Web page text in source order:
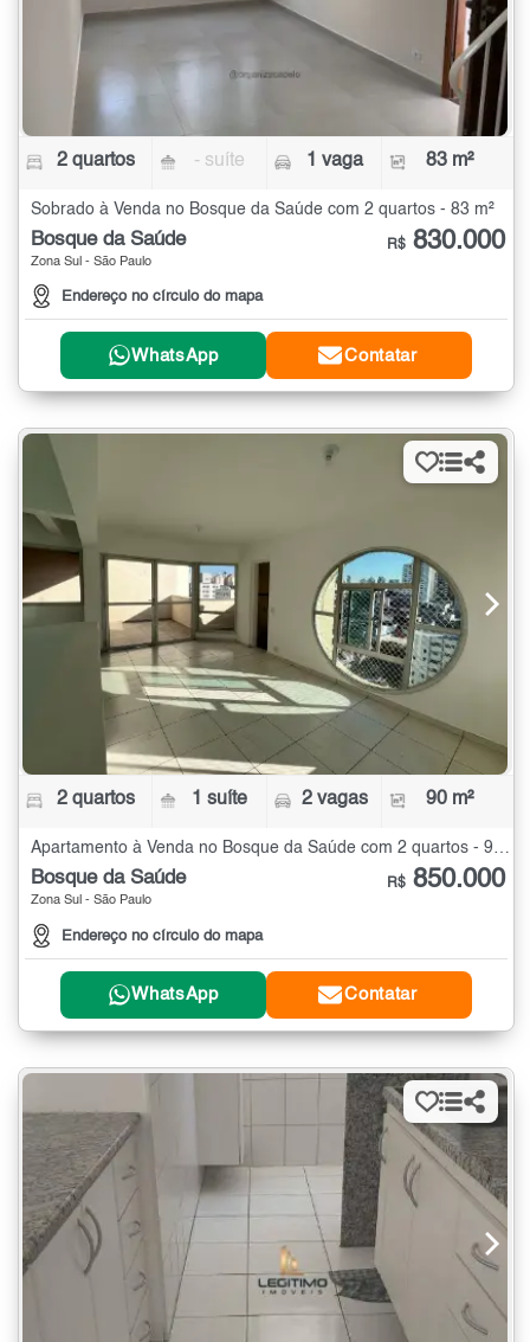
2 quartos - suíte 1 vaga 83 m²
Sobrado à Venda no Bosque da Saúde com 2 quartos - 83 m²
Bosque da Saúde
Zona Sul - São Paulo
Endereço no círculo do mapa
R$ 830.000
WhatsApp Contatar
2 quartos 1 suíte 2 vagas 90 m²
Apartamento à Venda no Bosque da Saúde com 2 quartos - 90 m²
Bosque da Saúde
Zona Sul - São Paulo
Endereço no círculo do mapa
R$ 850.000
WhatsApp Contatar